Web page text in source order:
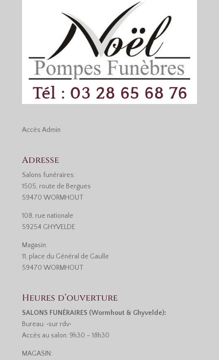
Accès Admin
Adresse
Salons funéraires:
1505, route de Bergues
59470 WORMHOUT
108, rue nationale
59254 GHYVELDE
Magasin:
11, place du Général de Gaulle
59470 WORMHOUT
Heures d’ouverture
SALONS FUNÉRAIRES (Wormhout & Ghyvelde):
Bureau: •sur rdv•
Accès au salon: 9h30 – 18h30
MAGASIN: